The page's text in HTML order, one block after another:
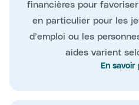
financières pour
en particulier pour les
d’emploi ou les
aides varient
En savoir